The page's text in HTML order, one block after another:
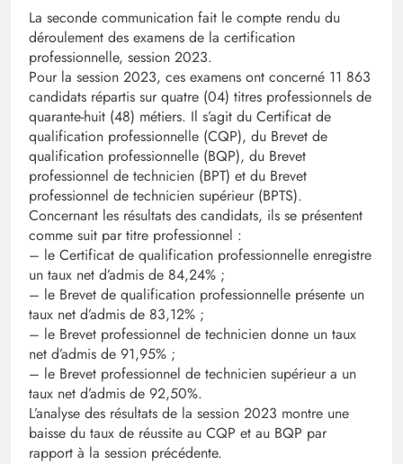
La seconde communication fait le compte rendu du
déroulement des examens de la certification
professionnelle, session 2023.
Pour la session 2023, ces examens ont concerné 11 863
candidats répartis sur quatre (04) titres professionnels de
quarante-huit (48) métiers. Il s’agit du Certificat de
qualification professionnelle (CQP), du Brevet de
qualification professionnelle (BQP), du Brevet
professionnel de technicien (BPT) et du Brevet
professionnel de technicien supérieur (BPTS).
Concernant les résultats des candidats, ils se présentent
comme suit par titre professionnel :
– le Certificat de qualification professionnelle enregistre
un taux net d’admis de 84,24% ;
– le Brevet de qualification professionnelle présente un
taux net d’admis de 83,12% ;
– le Brevet professionnel de technicien donne un taux
net d’admis de 91,95% ;
– le Brevet professionnel de technicien supérieur a un
taux net d’admis de 92,50%.
L’analyse des résultats de la session 2023 montre une
baisse du taux de réussite au CQP et au BQP par
rapport à la session précédente.